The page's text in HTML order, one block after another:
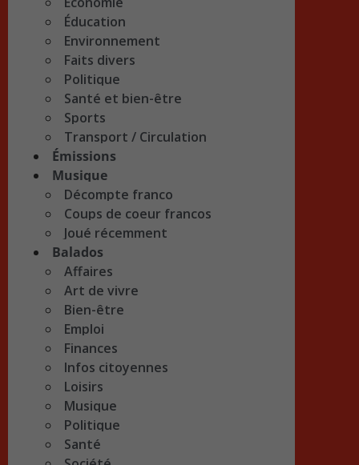
Éducation
Environnement
Faits divers
Politique
Santé et bien-être
Sports
Transport / Circulation
Émissions
Musique
Décompte franco
Coups de coeur francos
Joué récemment
Balados
Affaires
Art de vivre
Bien-être
Emploi
Finances
Infos citoyennes
Loisirs
Musique
Politique
Santé